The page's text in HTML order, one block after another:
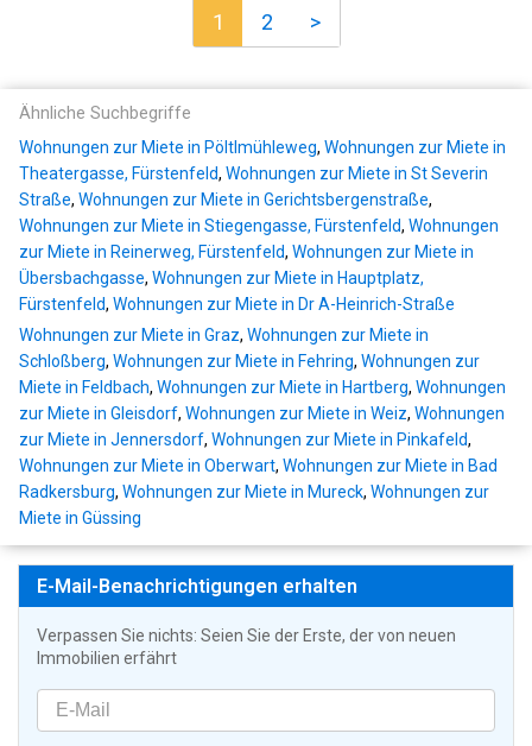
1 2 >
Ähnliche Suchbegriffe
Wohnungen zur Miete in Pöltlmühleweg, Wohnungen zur Miete in
Theatergasse, Fürstenfeld, Wohnungen zur Miete in St Severin
Straße, Wohnungen zur Miete in Gerichtsbergenstraße,
Wohnungen zur Miete in Stiegengasse, Fürstenfeld, Wohnungen
zur Miete in Reinerweg, Fürstenfeld, Wohnungen zur Miete in
Übersbachgasse, Wohnungen zur Miete in Hauptplatz,
Fürstenfeld, Wohnungen zur Miete in Dr A-Heinrich-Straße
Wohnungen zur Miete in Graz, Wohnungen zur Miete in
Schloßberg, Wohnungen zur Miete in Fehring, Wohnungen zur
Miete in Feldbach, Wohnungen zur Miete in Hartberg, Wohnungen
zur Miete in Gleisdorf, Wohnungen zur Miete in Weiz, Wohnungen
zur Miete in Jennersdorf, Wohnungen zur Miete in Pinkafeld,
Wohnungen zur Miete in Oberwart, Wohnungen zur Miete in Bad
Radkersburg, Wohnungen zur Miete in Mureck, Wohnungen zur
Miete in Güssing
E-Mail-Benachrichtigungen erhalten
Verpassen Sie nichts: Seien Sie der Erste, der von neuen
Immobilien erfährt